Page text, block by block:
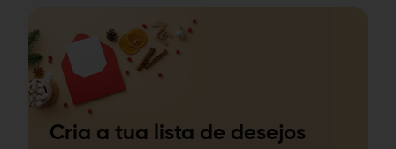
Cria a tua lista de desejos